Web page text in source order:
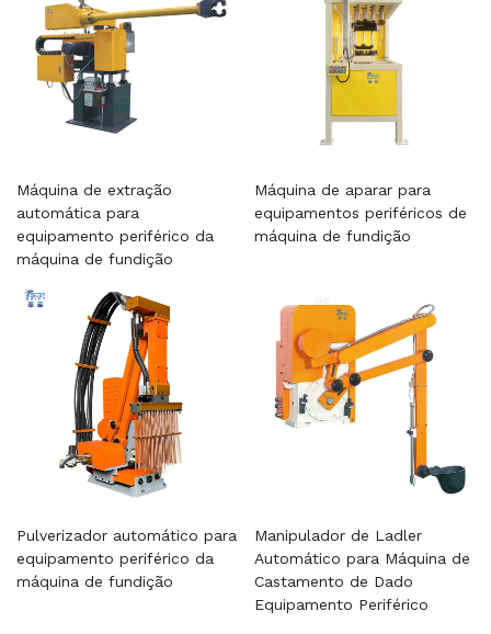
Máquina de extração
automática para
equipamento periférico da
máquina de fundição
Máquina de aparar para
equipamentos periféricos de
máquina de fundição
Pulverizador automático para
equipamento periférico da
máquina de fundição
Manipulador de Ladler
Automático para Máquina de
Castamento de Dado
Equipamento Periférico